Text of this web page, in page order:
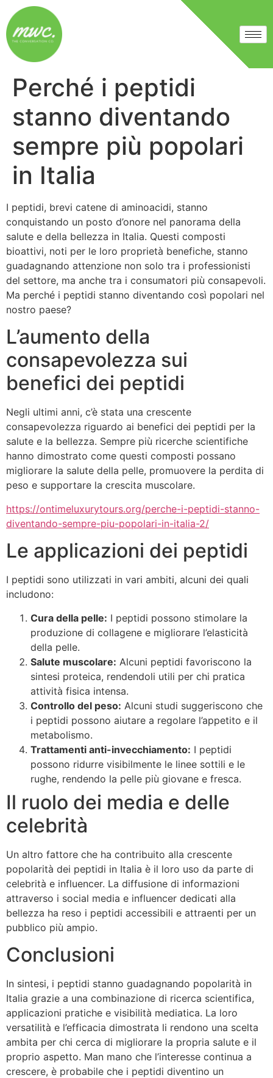
Perché i peptidi
stanno diventando
sempre più popolari
in Italia
I peptidi, brevi catene di aminoacidi, stanno
conquistando un posto d’onore nel panorama della
salute e della bellezza in Italia. Questi composti
bioattivi, noti per le loro proprietà benefiche, stanno
guadagnando attenzione non solo tra i professionisti
del settore, ma anche tra i consumatori più consapevoli.
Ma perché i peptidi stanno diventando così popolari nel
nostro paese?
L’aumento della
consapevolezza sui
benefici dei peptidi
Negli ultimi anni, c’è stata una crescente
consapevolezza riguardo ai benefici dei peptidi per la
salute e la bellezza. Sempre più ricerche scientifiche
hanno dimostrato come questi composti possano
migliorare la salute della pelle, promuovere la perdita di
peso e supportare la crescita muscolare.
https://ontimeluxurytours.org/perche-i-peptidi-stanno-
diventando-sempre-piu-popolari-in-italia-2/
Le applicazioni dei peptidi
I peptidi sono utilizzati in vari ambiti, alcuni dei quali
includono:
Cura della pelle: I peptidi possono stimolare la
produzione di collagene e migliorare l’elasticità
della pelle.
Salute muscolare: Alcuni peptidi favoriscono la
sintesi proteica, rendendoli utili per chi pratica
attività fisica intensa.
Controllo del peso: Alcuni studi suggeriscono che
i peptidi possono aiutare a regolare l’appetito e il
metabolismo.
Trattamenti anti-invecchiamento: I peptidi
possono ridurre visibilmente le linee sottili e le
rughe, rendendo la pelle più giovane e fresca.
Il ruolo dei media e delle
celebrità
Un altro fattore che ha contribuito alla crescente
popolarità dei peptidi in Italia è il loro uso da parte di
celebrità e influencer. La diffusione di informazioni
attraverso i social media e influencer dedicati alla
bellezza ha reso i peptidi accessibili e attraenti per un
pubblico più ampio.
Conclusioni
In sintesi, i peptidi stanno guadagnando popolarità in
Italia grazie a una combinazione di ricerca scientifica,
applicazioni pratiche e visibilità mediatica. La loro
versatilità e l’efficacia dimostrata li rendono una scelta
ambita per chi cerca di migliorare la propria salute e il
proprio aspetto. Man mano che l’interesse continua a
crescere, è probabile che i peptidi diventino un